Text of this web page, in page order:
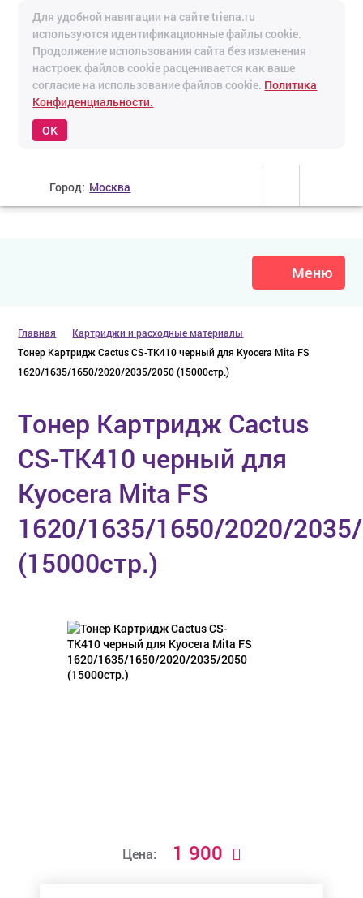
Для удобной навигации на сайте triena.ru
используются идентификационные файлы cookie.
Продолжение использования сайта без изменения
настроек файлов cookie расценивается как ваше
согласие на использование файлов cookie. Политика
Конфиденциальности.
OK
Город: Москва
Меню
Главная
Картриджи и расходные материалы
Тонер Картридж Cactus CS-TK410 черный для Kyocera Mita FS
1620/1635/1650/2020/2035/2050 (15000стр.)
Тонер Картридж Cactus
CS-TK410 черный для
Kyocera Mita FS
1620/1635/1650/2020/
(15000стр.)
Цена: 1 900